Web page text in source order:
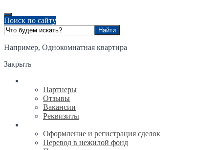
Поиск по сайту
Например, Однокомнатная квартира
Закрыть
Партнеры
Отзывы
Вакансии
Реквизиты
Оформление и регистрация сделок
Перевод в нежилой фонд